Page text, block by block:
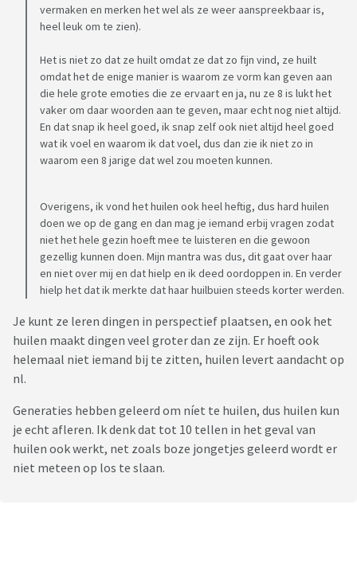
vermaken en merken het wel als ze weer aanspreekbaar is,
heel leuk om te zien).
Het is niet zo dat ze huilt omdat ze dat zo fijn vind, ze huilt
omdat het de enige manier is waarom ze vorm kan geven aan
die hele grote emoties die ze ervaart en ja, nu ze 8 is lukt het
vaker om daar woorden aan te geven, maar echt nog niet altijd.
En dat snap ik heel goed, ik snap zelf ook niet altijd heel goed
wat ik voel en waarom ik dat voel, dus dan zie ik niet zo in
waarom een 8 jarige dat wel zou moeten kunnen.
Overigens, ik vond het huilen ook heel heftig, dus hard huilen
doen we op de gang en dan mag je iemand erbij vragen zodat
niet het hele gezin hoeft mee te luisteren en die gewoon
gezellig kunnen doen. Mijn mantra was dus, dit gaat over haar
en niet over mij en dat hielp en ik deed oordoppen in. En verder
hielp het dat ik merkte dat haar huilbuien steeds korter werden.
Je kunt ze leren dingen in perspectief plaatsen, en ook het
huilen maakt dingen veel groter dan ze zijn. Er hoeft ook
helemaal niet iemand bij te zitten, huilen levert aandacht op
nl.
Generaties hebben geleerd om níet te huilen, dus huilen kun
je echt afleren. Ik denk dat tot 10 tellen in het geval van
huilen ook werkt, net zoals boze jongetjes geleerd wordt er
niet meteen op los te slaan.